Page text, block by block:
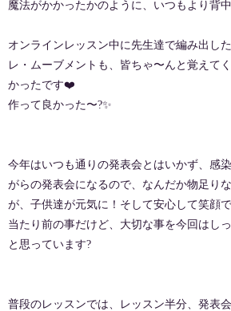
魔法がかかったかのように、いつもより背
オンラインレッスン中に先生達で編み出し
レ・ムーブメントも、皆ちゃ〜んと覚えて
かったです❤️
作って良かった〜?✨
今年はいつも通りの発表会とはいかず、感
がらの発表会になるので、なんだか物足り
が、子供達が元気に！そして安心して笑顔
当たり前の事だけど、大切な事を今回はし
と思っています?
普段のレッスンでは、レッスン半分、発表